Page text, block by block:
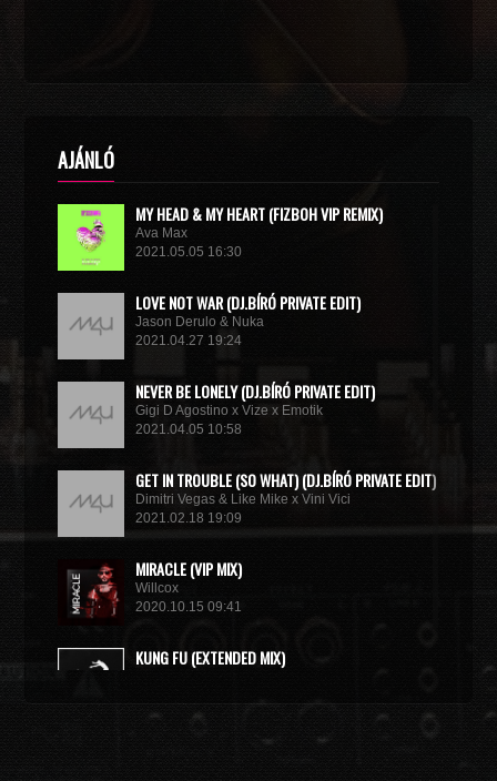
AJÁNLÓ
MY HEAD & MY HEART (FIZBOH VIP REMIX)
Ava Max
2021.05.05 16:30
LOVE NOT WAR (DJ.BÍRÓ PRIVATE EDIT)
Jason Derulo & Nuka
2021.04.27 19:24
NEVER BE LONELY (DJ.BÍRÓ PRIVATE EDIT)
Gigi D Agostino x Vize x Emotik
2021.04.05 10:58
GET IN TROUBLE (SO WHAT) (DJ.BÍRÓ PRIVATE EDIT)
Dimitri Vegas & Like Mike x Vini Vici
2021.02.18 19:09
MIRACLE (VIP MIX)
Willcox
2020.10.15 09:41
KUNG FU (EXTENDED MIX)